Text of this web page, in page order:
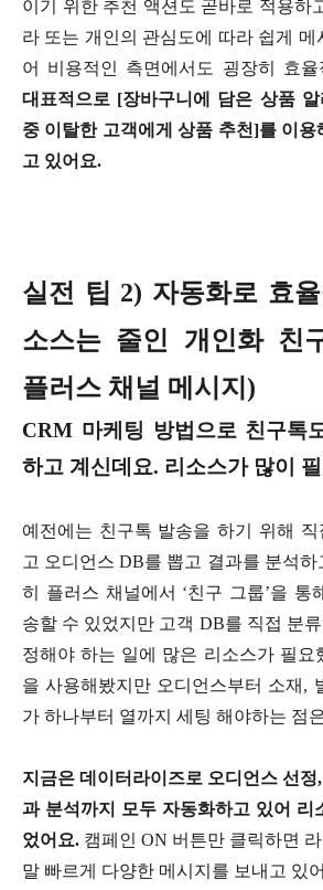
이기 위한 추천 액션도 곧바로 적용하
라 또는 개인의 관심도에 따라 쉽게 메
어 비용적인 측면에서도 굉장히 효율
대표적으로 [장바구니에 담은 상품
중 이탈한 고객에게 상품 추천]를 이용
고 있어요.
실전 팁 2) 자동화로 효
소스는 줄인 개인화 친
플러스 채널 메시지)
CRM 마케팅 방법으로 친구톡
하고 계신데요. 리소스가 많이
예전에는 친구톡 발송을 하기 위해
고 오디언스 DB를 뽑고 결과를 분석
히 플러스 채널에서 ‘친구 그룹’을 통
송할 수 있었지만 고객 DB를 직접 분
정해야 하는 일에 많은 리소스가 필요
을 사용해봤지만 오디언스부터 소재,
가 하나부터 열까지 세팅 해야하는 점
지금은 데이터라이즈로 오디언스 선정
과 분석까지 모두 자동화하고 있어 리
었어요. 캠페인 ON 버튼만 클릭하면
말 빠르게 다양한 메시지를 보내고 있